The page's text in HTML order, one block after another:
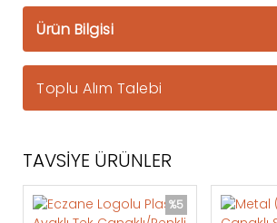
Ürün Bilgisi
Toplu Alım Talebi
TAVSİYE ÜRÜNLER
%5